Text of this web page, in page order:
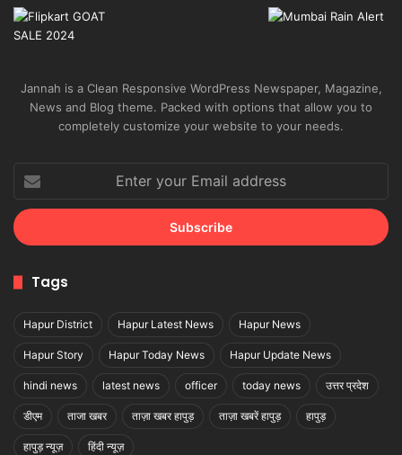
Jannah is a Clean Responsive WordPress Newspaper, Magazine,
News and Blog theme. Packed with options that allow you to
completely customize your website to your needs.
your
Email
address
Tags
Hapur District Hapur Latest News Hapur News
Hapur Story Hapur Today News Hapur Update News
hindi news latest news officer today news उत्तर प्रदेश
डीएम ताजा खबर ताज़ा खबर हापुड़ ताज़ा खबरें हापुड़ हापुड़
हापुड़ न्यूज़ हिंदी न्यूज़